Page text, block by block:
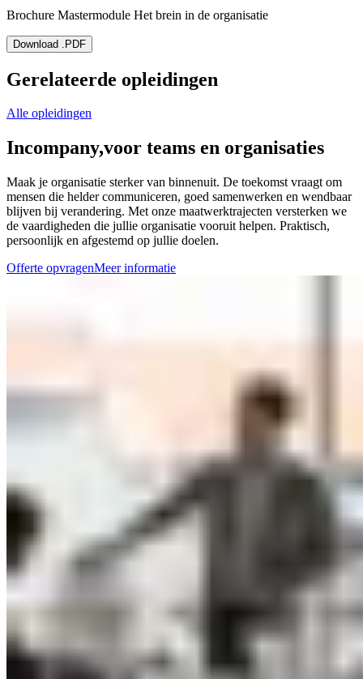
Brochure Mastermodule Het brein in de organisatie
Download .PDF
Gerelateerde opleidingen
Alle opleidingen
Incompany,voor teams en organisaties
Maak je organisatie sterker van binnenuit. De toekomst vraagt om
mensen die helder communiceren, goed samenwerken en wendbaar
blijven bij verandering. Met onze maatwerktrajecten versterken we
de vaardigheden die jullie organisatie vooruit helpen. Praktisch,
persoonlijk en afgestemd op jullie doelen.
Offerte opvragenMeer informatie